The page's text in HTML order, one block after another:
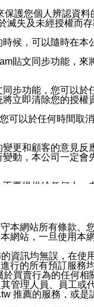
護您個人辨認資
失及未經授權而
候，可以隨時在
貼文同步功能，
步功能，您可以
立即清除您的授權
可以於任何時間取
更和顧客的意見
動，本公司一定
要提供給任何人
機關管理區。
取得聯絡並傳送
即使未加入本公
的訊息為限，以
來的電話號碼比對
通知型訊息。
本網站所有條款。
網站，一旦使用本
資訊均無誤，在
行的所有預訂服務
買賣行為的任何
管理人員、員工
推薦的服務，或